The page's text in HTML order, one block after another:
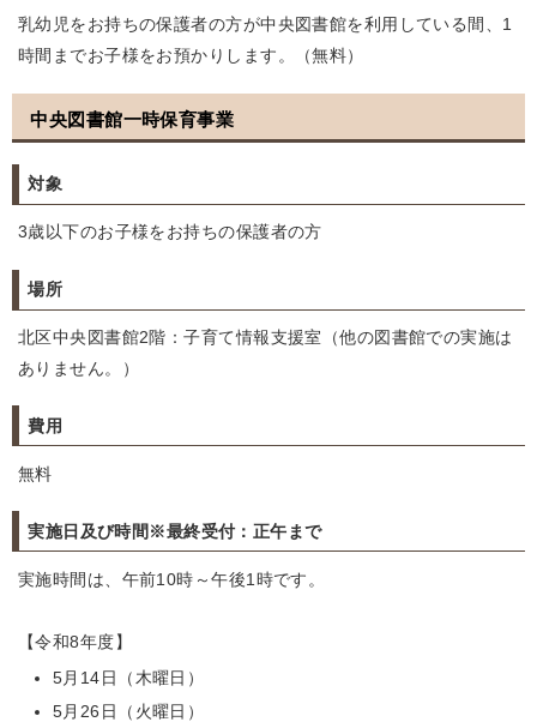
乳幼児をお持ちの保護者の方が中央図書館を利用している間、1
時間までお子様をお預かりします。（無料）
中央図書館一時保育事業
対象
3歳以下のお子様をお持ちの保護者の方
場所
北区中央図書館2階：子育て情報支援室（他の図書館での実施は
ありません。）
費用
無料
実施日及び時間※最終受付：正午まで
実施時間は、午前10時～午後1時です。
【令和8年度】
5月14日（木曜日）
5月26日（火曜日）